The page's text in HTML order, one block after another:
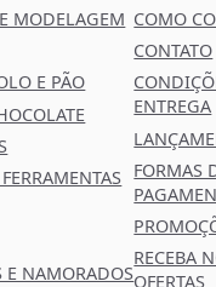
MODELAGEM
E PÃO
E NAMORADOS
COMO
CONTATO
ENTREGA
FORMAS
RECEBA
OFERTAS